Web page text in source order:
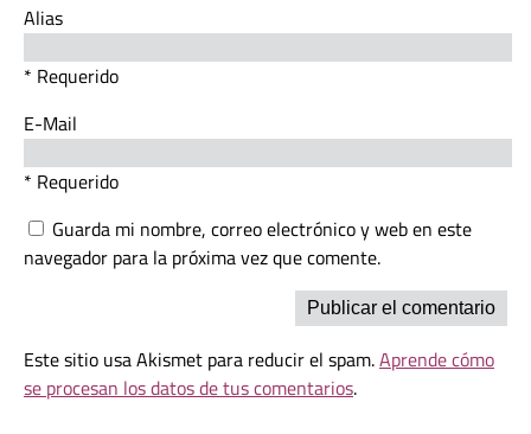
Alias
* Requerido
E-Mail
* Requerido
Guarda mi nombre, correo electrónico y web en este
navegador para la próxima vez que comente.
Este sitio usa Akismet para reducir el spam.Aprende cómo
se procesan los datos de tus comentarios.